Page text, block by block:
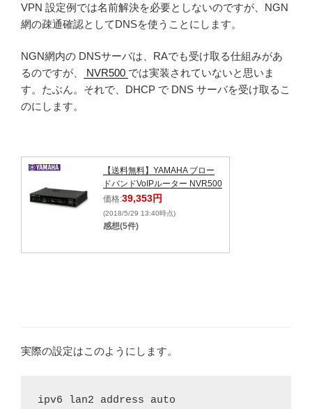
VPN 設定例では名前解決を必要としないのですが、NGN
網の疎通確認としてDNSを使うことにします。
NGN網内の DNSサーバは、RAでも受け取る仕組みがあ
るのですが、
NVR500 では実装されていないと思いま
す。たぶん。それで、DHCP で DNS サーバを受け取るこ
のにします。
【送料無料】YAMAHA ブロー
ドバンドVoIPルーター NVR500
価格:39,353円
(2018/5/29 13:40時点)
感想(5件)
実際の設定はこのようにします。
ipv6 lan2 address auto